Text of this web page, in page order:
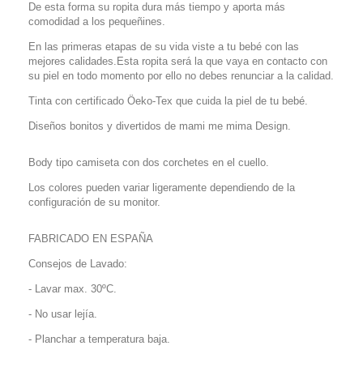
De esta forma su ropita dura más tiempo y aporta más
comodidad a los pequeñines.
En las primeras etapas de su vida viste a tu bebé con las
mejores calidades.Esta ropita será la que vaya en contacto con
su piel en todo momento por ello no debes renunciar a la calidad.
Tinta con certificado Öeko-Tex que cuida la piel de tu bebé.
Diseños bonitos y divertidos de mami me mima Design.
Body tipo camiseta con dos corchetes en el cuello.
Los colores pueden variar ligeramente dependiendo de la
configuración de su monitor.
FABRICADO EN ESPAÑA
Consejos de Lavado:
- Lavar max. 30ºC.
- No usar lejía.
- Planchar a temperatura baja.